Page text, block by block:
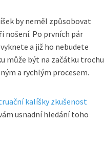
by neměl způsobovat
nošení. Po prvních pár
a již ho nebudete
může být na začátku trochu
a rychlým procesem.
kalíšky zkušenost
usnadní hledání toho